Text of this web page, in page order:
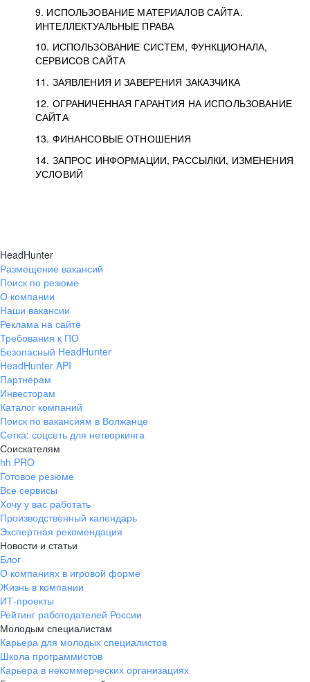
9. ИСПОЛЬЗОВАНИЕ МАТЕРИАЛОВ САЙТА.
ИНТЕЛЛЕКТУАЛЬНЫЕ ПРАВА
10. ИСПОЛЬЗОВАНИЕ СИСТЕМ, ФУНКЦИОНАЛА,
СЕРВИСОВ САЙТА
11. ЗАЯВЛЕНИЯ И ЗАВЕРЕНИЯ ЗАКАЗЧИКА
12. ОГРАНИЧЕННАЯ ГАРАНТИЯ НА ИСПОЛЬЗОВАНИЕ
САЙТА
13. ФИНАНСОВЫЕ ОТНОШЕНИЯ
14. ЗАПРОС ИНФОРМАЦИИ, РАССЫЛКИ, ИЗМЕНЕНИЯ
УСЛОВИЙ
HeadHunter
Размещение вакансий
Поиск по резюме
О компании
Наши вакансии
Реклама на сайте
Требования к ПО
Безопасный HeadHunter
HeadHunter API
Партнерам
Инвесторам
Каталог компаний
Поиск по вакансиям в Волжанце
Сетка: соцсеть для нетворкинга
Соискателям
hh PRO
Готовое резюме
Все сервисы
Хочу у вас работать
Производственный календарь
Экспертная рекомендация
Новости и статьи
Блог
О компаниях в игровой форме
Жизнь в компании
ИТ-проекты
Рейтинг работодателей России
Молодым специалистам
Карьера для молодых специалистов
Школа программистов
Карьера в некоммерческих организациях